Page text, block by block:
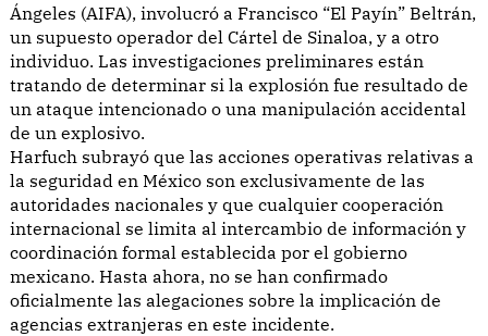
Ángeles (AIFA), involucró a Francisco “El Payín” Beltrán,
un supuesto operador del Cártel de Sinaloa, y a otro
individuo. Las investigaciones preliminares están
tratando de determinar si la explosión fue resultado de
un ataque intencionado o una manipulación accidental
de un explosivo.
Harfuch subrayó que las acciones operativas relativas a
la seguridad en México son exclusivamente de las
autoridades nacionales y que cualquier cooperación
internacional se limita al intercambio de información y
coordinación formal establecida por el gobierno
mexicano. Hasta ahora, no se han confirmado
oficialmente las alegaciones sobre la implicación de
agencias extranjeras en este incidente.